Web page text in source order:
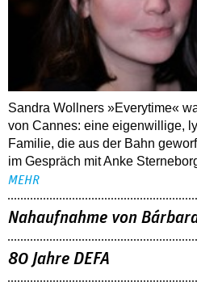
Sandra Wollners »Everytime«
von Cannes: eine eigenwillige,
Familie, die aus der Bahn
im Gespräch mit Anke
MEHR
Nahaufnahme von
80 Jahre DEFA